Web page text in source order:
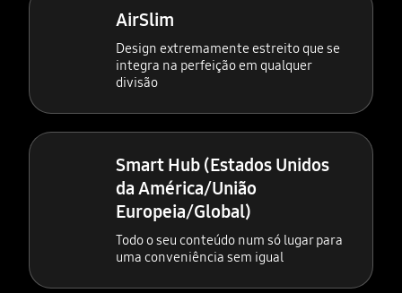
AirSlim
Design extremamente estreito que se
integra na perfeição em qualquer
divisão
Smart Hub (Estados Unidos
da América/União
Europeia/Global)
Todo o seu conteúdo num só lugar para
uma conveniência sem igual